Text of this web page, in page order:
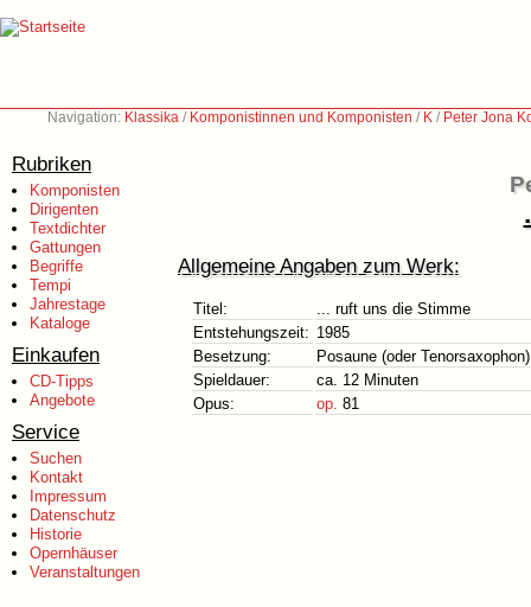
Navigation: Klassika / Komponistinnen und Komponisten / K / Peter Jona
Rubriken
Komponisten
Dirigenten
Textdichter
Gattungen
Begriffe
Tempi
Jahrestage
Kataloge
Einkaufen
CD-Tipps
Angebote
Service
Suchen
Kontakt
Impressum
Datenschutz
Historie
Opernhäuser
Veranstaltungen
Allgemeine Angaben zum Werk:
Titel:
... ruft uns die Stimme
Entstehungszeit: 1985
Besetzung:
Posaune (oder
Spieldauer:
ca. 12 Minuten
Opus:
op. 81